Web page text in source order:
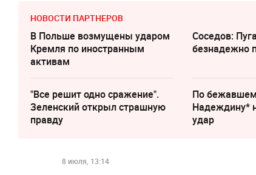
НОВОСТИ ПАРТНЕРОВ
В Польше возмущены ударом
Кремля по иностранным
активам
Соседов:
безнадежно
"Все решит одно сражение".
Зеленский открыл страшную
правду
По
Надеждину*
удар
8 июля, 13:14